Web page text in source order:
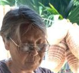
du
y vivent
selon